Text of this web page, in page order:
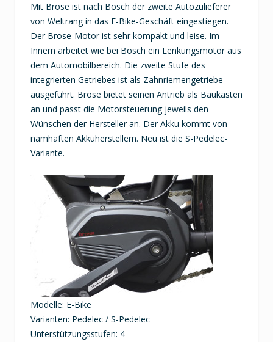
Mit Brose ist nach Bosch der zweite Autozulieferer
von Weltrang in das E-Bike-Geschäft eingestiegen.
Der Brose-Motor ist sehr kompakt und leise. Im
Innern arbeitet wie bei Bosch ein Lenkungsmotor aus
dem Automobilbereich. Die zweite Stufe des
integrierten Getriebes ist als Zahnriemengetriebe
ausgeführt. Brose bietet seinen Antrieb als Baukasten
an und passt die Motorsteuerung jeweils den
Wünschen der Hersteller an. Der Akku kommt von
namhaften Akkuherstellern. Neu ist die S-Pedelec-
Variante.
Modelle: E-Bike
Varianten: Pedelec / S-Pedelec
Unterstützungsstufen: 4